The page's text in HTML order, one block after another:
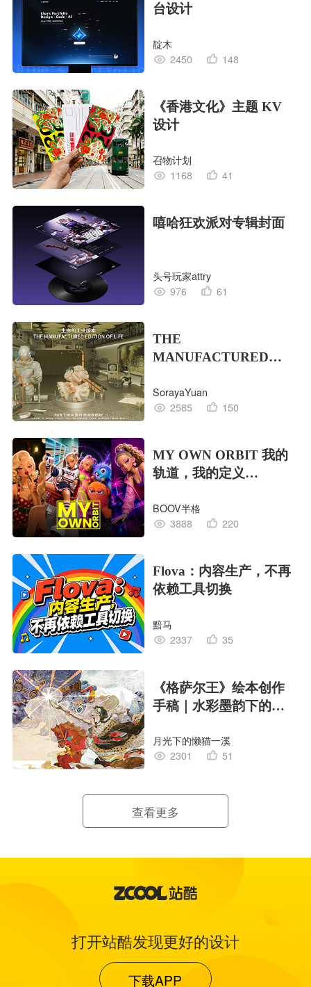
台设计
靛木
2450
148
《香港文化》主题 KV
设计
召物计划
1168
41
嘻哈狂欢派对专辑封面
头号玩家attry
976
61
THE
MANUFACTURED
的工业版本
SorayaYuan
2585
150
MY OWN ORBIT 我的
轨道，我的定义
对
BOOV半格
3888
220
Flova：内容生产，不再
依赖工具切换
黯马
2337
35
《格萨尔王》绘本创作
手稿｜水彩墨韵下的史
月光下的懒猫一溪
2301
51
查看更多
打开站酷发现更好的设计
下载APP